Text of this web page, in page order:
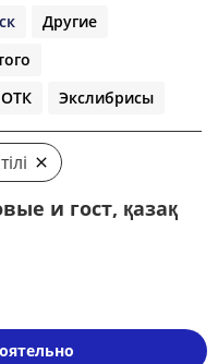
Другие
ОТК Экслибрисы
и гост, қазақ